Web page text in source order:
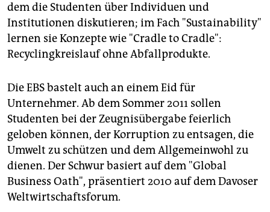
dem die Studenten über Individuen und
Institutionen diskutieren; im Fach "Sustainability"
lernen sie Konzepte wie "Cradle to Cradle":
Recyclingkreislauf ohne Abfallprodukte.
Die EBS bastelt auch an einem Eid für
Unternehmer. Ab dem Sommer 2011 sollen
Studenten bei der Zeugnisübergabe feierlich
geloben können, der Korruption zu entsagen, die
Umwelt zu schützen und dem Allgemeinwohl zu
dienen. Der Schwur basiert auf dem "Global
Business Oath", präsentiert 2010 auf dem Davoser
Weltwirtschaftsforum.